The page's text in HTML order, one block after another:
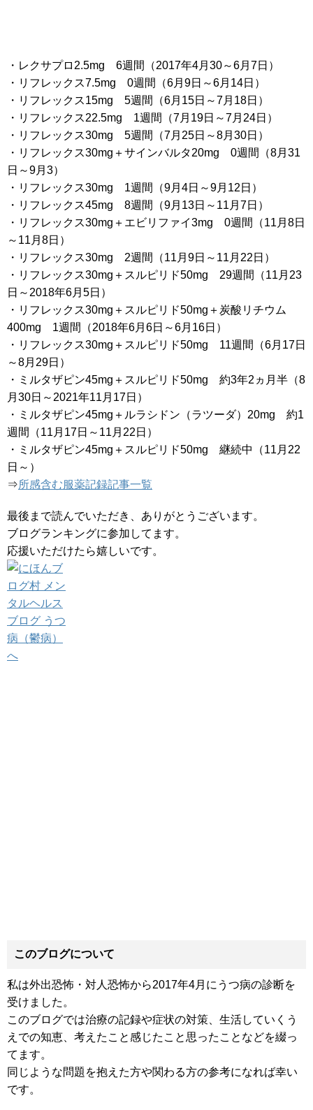
・レクサプロ2.5mg 6週間（2017年4月30～6月7日）
・リフレックス7.5mg 0週間（6月9日～6月14日）
・リフレックス15mg 5週間（6月15日～7月18日）
・リフレックス22.5mg 1週間（7月19日～7月24日）
・リフレックス30mg 5週間（7月25日～8月30日）
・リフレックス30mg＋サインバルタ20mg 0週間（8月31
日～9月3）
・リフレックス30mg 1週間（9月4日～9月12日）
・リフレックス45mg 8週間（9月13日～11月7日）
・リフレックス30mg＋エビリファイ3mg 0週間（11月8日
～11月8日）
・リフレックス30mg 2週間（11月9日～11月22日）
・リフレックス30mg＋スルピリド50mg 29週間（11月23
日～2018年6月5日）
・リフレックス30mg＋スルピリド50mg＋炭酸リチウム
400mg 1週間（2018年6月6日～6月16日）
・リフレックス30mg＋スルピリド50mg 11週間（6月17日
～8月29日）
・ミルタザピン45mg＋スルピリド50mg 約3年2ヵ月半（8
月30日～2021年11月17日）
・ミルタザピン45mg＋ルラシドン（ラツーダ）20mg 約1
週間（11月17日～11月22日）
・ミルタザピン45mg＋スルピリド50mg 継続中（11月22
日～）
⇒所感含む服薬記録記事一覧
最後まで読んでいただき、ありがとうございます。
ブログランキングに参加してます。
応援いただけたら嬉しいです。
このブログについて
私は外出恐怖・対人恐怖から2017年4月にうつ病の診断を
受けました。
このブログでは治療の記録や症状の対策、生活していくう
えでの知恵、考えたこと感じたこと思ったことなどを綴っ
てます。
同じような問題を抱えた方や関わる方の参考になれば幸い
です。